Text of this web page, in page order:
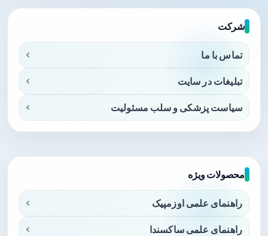
شرکت
تماس با ما
تبلیغات در سایت
سیاست پزشکی و سلب مسئولیت
محصولات ویژه
راهنمای علمی اوزمپیک
راهنمای علمی ساکسندا